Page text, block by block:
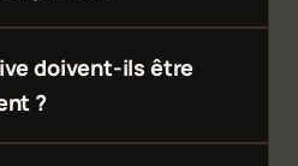
doivent-ils être
?